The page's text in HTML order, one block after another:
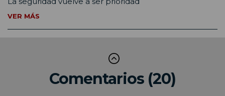
VER MÁS
Comentarios (20)